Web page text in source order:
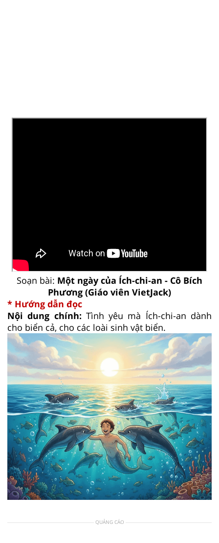
Soạn bài: Một ngày của Ích-chi-an - Cô Bích
Phương (Giáo viên VietJack)
* Hướng dẫn đọc
Nội dung chính: Tình yêu mà Ích-chi-an dành
cho biển cả, cho các loài sinh vật biển.
QUẢNG CÁO